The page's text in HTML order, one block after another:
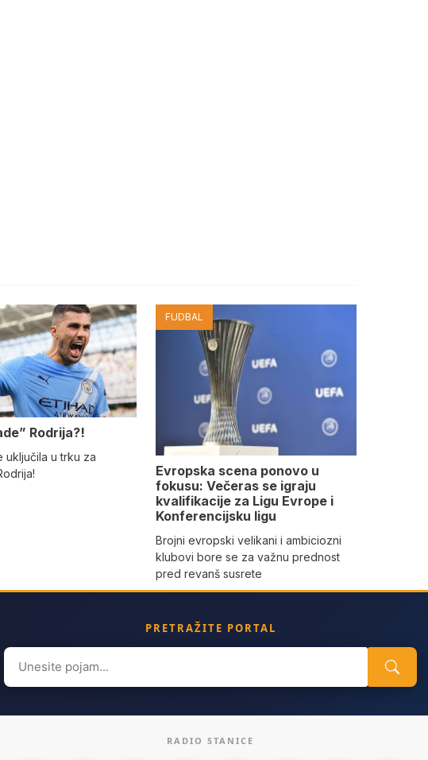
Rodrija?!
uključila u trku za
FUDBAL
Evropska scena ponovo u
fokusu: Večeras se igraju
kvalifikacije za Ligu Evrope i
Konferencijsku ligu
Brojni evropski velikani i ambiciozni
klubovi bore se za važnu prednost
pred revanš susrete
PRETRAŽITE PORTAL
Search
for:
RADIO STANICE